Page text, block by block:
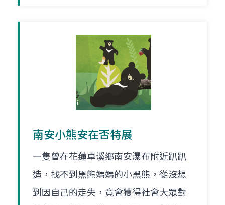
南安小熊安在否特展
一隻曾在花蓮卓溪鄉南安瀑布附近趴趴
造，找不到黑熊媽媽的小黑熊，從沒想
到因自己的走失，竟會獲得社會大眾對